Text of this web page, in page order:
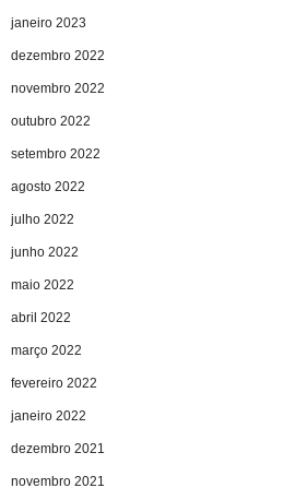
janeiro 2023
dezembro 2022
novembro 2022
outubro 2022
setembro 2022
agosto 2022
julho 2022
junho 2022
maio 2022
abril 2022
março 2022
fevereiro 2022
janeiro 2022
dezembro 2021
novembro 2021